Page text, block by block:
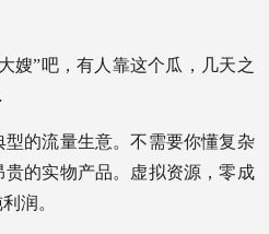
嫂”吧，有人靠这个瓜，几天之
的流量生意。不需要你懂复杂
的实物产品。虚拟资源，零成
润。